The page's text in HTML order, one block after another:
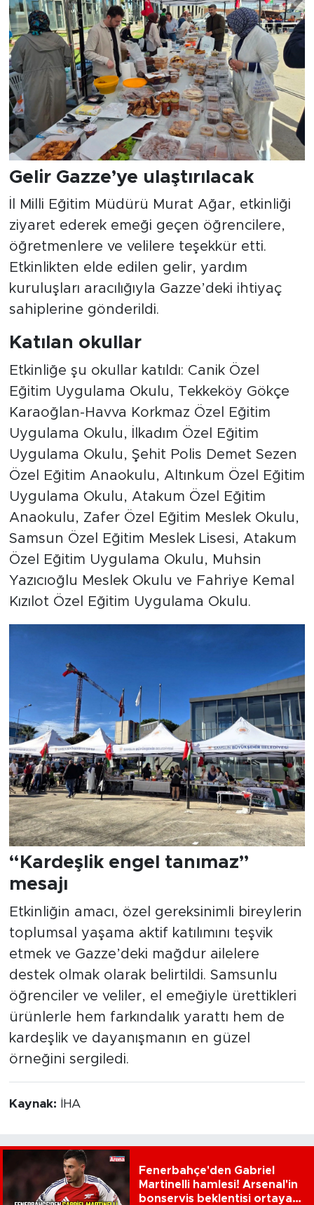
Gelir Gazze’ye ulaştırılacak
İl Milli Eğitim Müdürü Murat Ağar, etkinliği
ziyaret ederek emeği geçen öğrencilere,
öğretmenlere ve velilere teşekkür etti.
Etkinlikten elde edilen gelir, yardım
kuruluşları aracılığıyla Gazze’deki ihtiyaç
sahiplerine gönderildi.
Katılan okullar
Etkinliğe şu okullar katıldı: Canik Özel
Eğitim Uygulama Okulu, Tekkeköy Gökçe
Karaoğlan-Havva Korkmaz Özel Eğitim
Uygulama Okulu, İlkadım Özel Eğitim
Uygulama Okulu, Şehit Polis Demet Sezen
Özel Eğitim Anaokulu, Altınkum Özel Eğitim
Uygulama Okulu, Atakum Özel Eğitim
Anaokulu, Zafer Özel Eğitim Meslek Okulu,
Samsun Özel Eğitim Meslek Lisesi, Atakum
Özel Eğitim Uygulama Okulu, Muhsin
Yazıcıoğlu Meslek Okulu ve Fahriye Kemal
Kızılot Özel Eğitim Uygulama Okulu.
“Kardeşlik engel tanımaz”
mesajı
Etkinliğin amacı, özel gereksinimli bireylerin
toplumsal yaşama aktif katılımını teşvik
etmek ve Gazze’deki mağdur ailelere
destek olmak olarak belirtildi. Samsunlu
öğrenciler ve veliler, el emeğiyle ürettikleri
ürünlerle hem farkındalık yarattı hem de
kardeşlik ve dayanışmanın en güzel
örneğini sergiledi.
Kaynak: İHA
Fenerbahçe'den Gabriel
Martinelli hamlesi! Arsenal'in
bonservis beklentisi ortaya